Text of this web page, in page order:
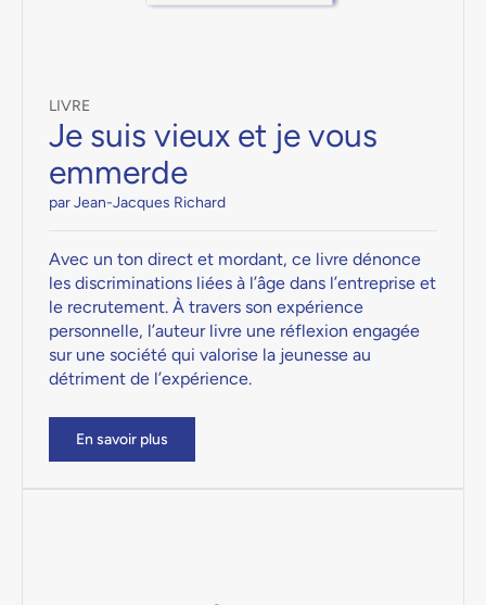
LIVRE
Je suis vieux et je vous
emmerde
par Jean-Jacques Richard
Avec un ton direct et mordant, ce livre dénonce
les discriminations liées à l’âge dans l’entreprise et
le recrutement. À travers son expérience
personnelle, l’auteur livre une réflexion engagée
sur une société qui valorise la jeunesse au
détriment de l’expérience.
En savoir plus